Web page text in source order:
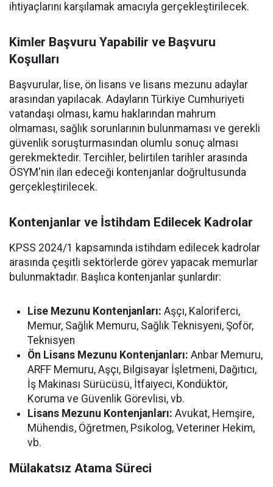
ihtiyaçlarını karşılamak amacıyla gerçekleştirilecek.
Kimler Başvuru Yapabilir ve Başvuru
Koşulları
Başvurular, lise, ön lisans ve lisans mezunu adaylar
arasından yapılacak. Adayların Türkiye Cumhuriyeti
vatandaşı olması, kamu haklarından mahrum
olmaması, sağlık sorunlarının bulunmaması ve gerekli
güvenlik soruşturmasından olumlu sonuç alması
gerekmektedir. Tercihler, belirtilen tarihler arasında
ÖSYM'nin ilan edeceği kontenjanlar doğrultusunda
gerçekleştirilecek.
Kontenjanlar ve İstihdam Edilecek Kadrolar
KPSS 2024/1 kapsamında istihdam edilecek kadrolar
arasında çeşitli sektörlerde görev yapacak memurlar
bulunmaktadır. Başlıca kontenjanlar şunlardır:
Lise Mezunu Kontenjanları: Aşçı, Kaloriferci,
Memur, Sağlık Memuru, Sağlık Teknisyeni, Şoför,
Teknisyen
Ön Lisans Mezunu Kontenjanları: Anbar Memuru,
ARFF Memuru, Aşçı, Bilgisayar İşletmeni, Dağıtıcı,
İş Makinası Sürücüsü, İtfaiyeci, Kondüktör,
Koruma ve Güvenlik Görevlisi, vb.
Lisans Mezunu Kontenjanları: Avukat, Hemşire,
Mühendis, Öğretmen, Psikolog, Veteriner Hekim,
vb.
Mülakatsız Atama Süreci